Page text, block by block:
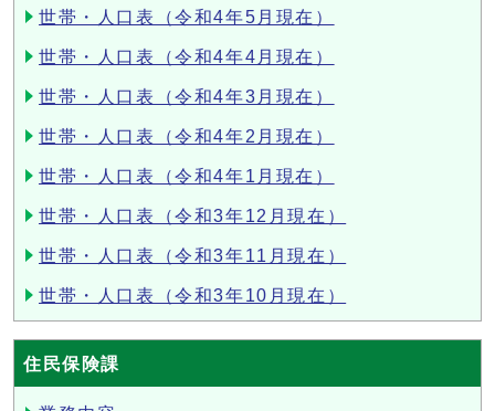
世帯・人口表（令和4年5月現在）
世帯・人口表（令和4年4月現在）
世帯・人口表（令和4年3月現在）
世帯・人口表（令和4年2月現在）
世帯・人口表（令和4年1月現在）
世帯・人口表（令和3年12月現在）
世帯・人口表（令和3年11月現在）
世帯・人口表（令和3年10月現在）
住民保険課